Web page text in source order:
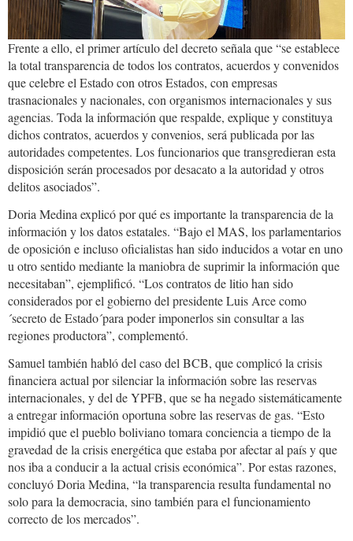
Frente a ello, el primer artículo del decreto señala que “se establece
la total transparencia de todos los contratos, acuerdos y convenidos
que celebre el Estado con otros Estados, con empresas
trasnacionales y nacionales, con organismos internacionales y sus
agencias. Toda la información que respalde, explique y constituya
dichos contratos, acuerdos y convenios, será publicada por las
autoridades competentes. Los funcionarios que transgredieran esta
disposición serán procesados por desacato a la autoridad y otros
delitos asociados”.
Doria Medina explicó por qué es importante la transparencia de la
información y los datos estatales. “Bajo el MAS, los parlamentarios
de oposición e incluso oficialistas han sido inducidos a votar en uno
u otro sentido mediante la maniobra de suprimir la información que
necesitaban”, ejemplificó. “Los contratos de litio han sido
considerados por el gobierno del presidente Luis Arce como
´secreto de Estado´para poder imponerlos sin consultar a las
regiones productora”, complementó.
Samuel también habló del caso del BCB, que complicó la crisis
financiera actual por silenciar la información sobre las reservas
internacionales, y del de YPFB, que se ha negado sistemáticamente
a entregar información oportuna sobre las reservas de gas. “Esto
impidió que el pueblo boliviano tomara conciencia a tiempo de la
gravedad de la crisis energética que estaba por afectar al país y que
nos iba a conducir a la actual crisis económica”. Por estas razones,
concluyó Doria Medina, “la transparencia resulta fundamental no
solo para la democracia, sino también para el funcionamiento
correcto de los mercados”.